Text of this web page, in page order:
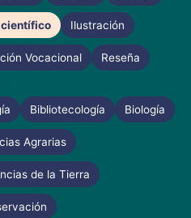
científico Ilustración
Vocacional Reseña
Bibliotecología Biología
Agrarias
de la Tierra